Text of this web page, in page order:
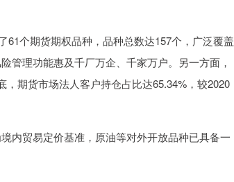
个期货期权品种，品种总数达157个，广泛覆盖
管理功能惠及千厂万企、千家万户。另一方面，
期货市场法人客户持仓占比达65.34%，较2020
贸易定价基准，原油等对外开放品种已具备一